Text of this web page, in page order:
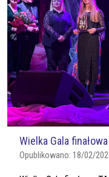
Wielka Gala
Opublikowano: 18/02/